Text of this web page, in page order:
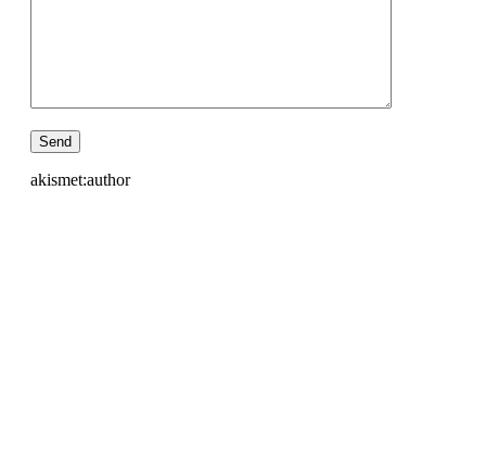
akismet:author